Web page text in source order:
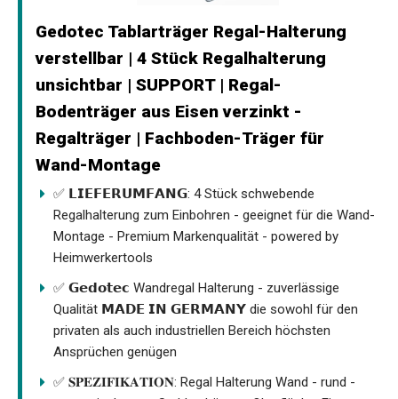
Gedotec Tablarträger Regal-Halterung
verstellbar | 4 Stück Regalhalterung
unsichtbar | SUPPORT | Regal-
Bodenträger aus Eisen verzinkt -
Regalträger | Fachboden-Träger für
Wand-Montage
✅ 𝗟𝗜𝗘𝗙𝗘𝗥𝗨𝗠𝗙𝗔𝗡𝗚: 4 Stück schwebende
Regalhalterung zum Einbohren - geeignet für die Wand-
Montage - Premium Markenqualität - powered by
Heimwerkertools
✅ 𝗚𝗲𝗱𝗼𝘁𝗲𝗰 Wandregal Halterung - zuverlässige
Qualität 𝗠𝗔𝗗𝗘 𝗜𝗡 𝗚𝗘𝗥𝗠𝗔𝗡𝗬 die sowohl für den
privaten als auch industriellen Bereich höchsten
Ansprüchen genügen
✅ 𝐒𝐏𝐄𝐙𝐈𝐅𝐈𝐊𝐀𝐓𝐈𝐎𝐍: Regal Halterung Wand - rund -